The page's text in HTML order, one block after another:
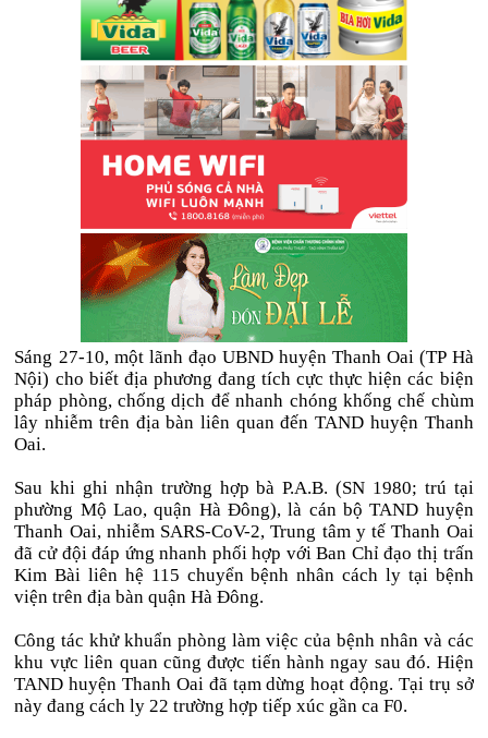
Sáng 27-10, một lãnh đạo UBND huyện Thanh Oai (TP Hà
Nội) cho biết địa phương đang tích cực thực hiện các biện
pháp phòng, chống dịch để nhanh chóng khống chế chùm
lây nhiễm trên địa bàn liên quan đến TAND huyện Thanh
Oai.
Sau khi ghi nhận trường hợp bà P.A.B. (SN 1980; trú tại
phường Mộ Lao, quận Hà Đông), là cán bộ TAND huyện
Thanh Oai, nhiễm SARS-CoV-2, Trung tâm y tế Thanh Oai
đã cử đội đáp ứng nhanh phối hợp với Ban Chỉ đạo thị trấn
Kim Bài liên hệ 115 chuyển bệnh nhân cách ly tại bệnh
viện trên địa bàn quận Hà Đông.
Công tác khử khuẩn phòng làm việc của bệnh nhân và các
khu vực liên quan cũng được tiến hành ngay sau đó. Hiện
TAND huyện Thanh Oai đã tạm dừng hoạt động. Tại trụ sở
này đang cách ly 22 trường hợp tiếp xúc gần ca F0.